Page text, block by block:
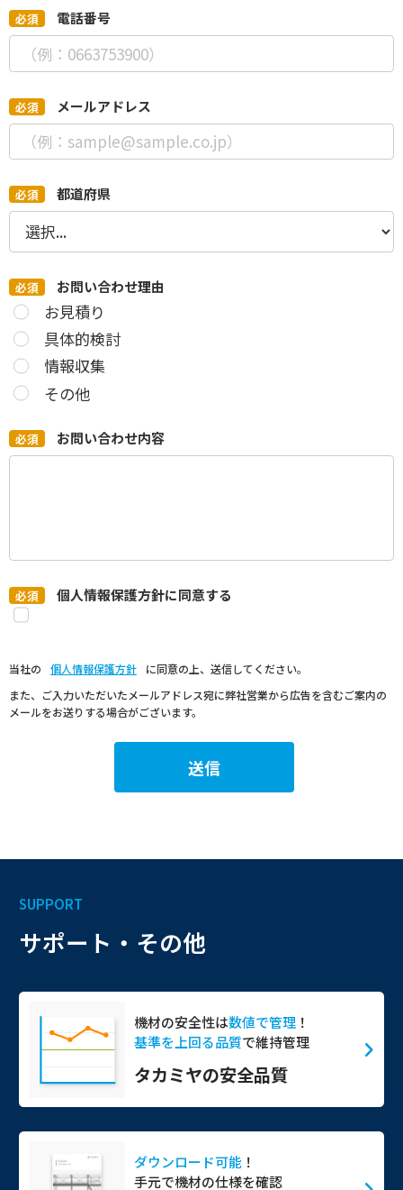
電話番号
メールアドレス
都道府県
お問い合わせ理由
お見積り
具体的検討
情報収集
その他
お問い合わせ内容
個人情報保護方針に同意する
当社の 個人情報保護方針
に同意の上、送信してください。
また、ご入力いただいたメールアドレス宛に弊社営業から広告を含むご案内の
メールをお送りする場合がございます。
送信
SUPPORT
サポート・その他
機材の安全性は数値で管理 ！
基準を上回る品質で維持管理
タカミヤの安全品質
ダウンロード可能 ！
手元で機材の仕様を確認